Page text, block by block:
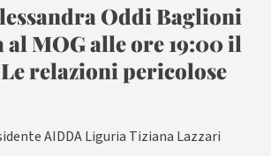
Oddi Baglioni
al MOG alle ore 19:00 il
relazioni pericolose
AIDDA Liguria Tiziana Lazzari